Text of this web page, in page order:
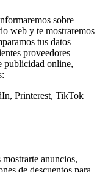
sobre
web y te mostraremos
tus datos
proveedores
publicidad online,
Printerest, TikTok
anuncios,
de descuentos para